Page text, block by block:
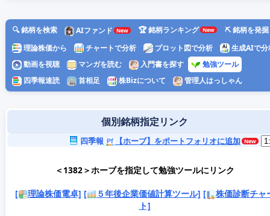
🔍 銘柄を検索 AIファンド 🏆 銘柄ランキング
⛏️ 銘柄を発掘
理論株価から
チャートで分析 プロット図で分析
生成AIで分
動画を視聴
マンガを読む 入門書を探す
勉強ツール
四季報速読
首相足 株Bizについて 管理人はっしゃん
個別銘柄指定リンク
四季報 【ホーブ】をポートフォリオに追加
＜1382＞ホーブを指定して勉強ツールにリンク
[ 理論株価電卓] [ ５年後企業価値計算ツール] [
株価診断チャ
ト]